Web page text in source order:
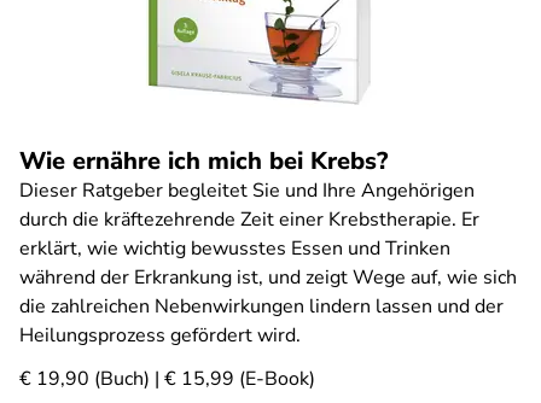
Wie ernähre ich mich bei Krebs?
Dieser Ratgeber begleitet Sie und Ihre Angehörigen
durch die kräftezehrende Zeit einer Krebstherapie. Er
erklärt, wie wichtig bewusstes Essen und Trinken
während der Erkrankung ist, und zeigt Wege auf, wie sich
die zahlreichen Nebenwirkungen lindern lassen und der
Heilungsprozess gefördert wird.
€ 19,90 (Buch) | € 15,99 (E-Book)